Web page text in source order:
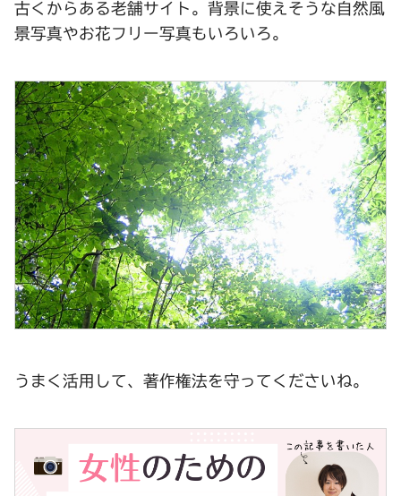
古くからある老舗サイト。背景に使えそうな自然風
景写真やお花フリー写真もいろいろ。
うまく活用して、著作権法を守ってくださいね。